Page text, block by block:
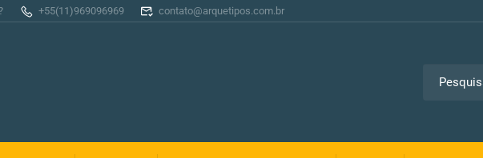
+55(11)969096969 contato@arquetipos.com.br